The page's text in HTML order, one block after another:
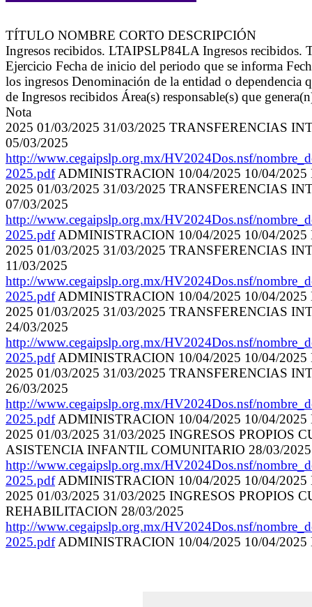
TÍTULO NOMBRE CORTO DESCRIPCIÓN
Ingresos recibidos. LTAIPSLP84LA Ingresos recibidos.
Ejercicio Fecha de inicio del periodo que se informa
los ingresos Denominación de la entidad o dependencia
de Ingresos recibidos Área(s) responsable(s) que
Nota
2025 01/03/2025 31/03/2025 TRANSFERENCIAS
05/03/2025
http://www.cegaipslp.org.mx/HV2024Dos.nsf/
2025.pdfADMINISTRACION 10/04/2025 10/04/
2025 01/03/2025 31/03/2025 TRANSFERENCIAS
07/03/2025
http://www.cegaipslp.org.mx/HV2024Dos.nsf/
2025.pdfADMINISTRACION 10/04/2025 10/04/
2025 01/03/2025 31/03/2025 TRANSFERENCIAS
11/03/2025
http://www.cegaipslp.org.mx/HV2024Dos.nsf/
2025.pdfADMINISTRACION 10/04/2025 10/04/
2025 01/03/2025 31/03/2025 TRANSFERENCIAS
24/03/2025
http://www.cegaipslp.org.mx/HV2024Dos.nsf/
2025.pdfADMINISTRACION 10/04/2025 10/04/
2025 01/03/2025 31/03/2025 TRANSFERENCIAS
26/03/2025
http://www.cegaipslp.org.mx/HV2024Dos.nsf/
2025.pdfADMINISTRACION 10/04/2025 10/04/
2025 01/03/2025 31/03/2025 INGRESOS PROPIOS
ASISTENCIA INFANTIL COMUNITARIO 28/03/2025
http://www.cegaipslp.org.mx/HV2024Dos.nsf/
2025.pdfADMINISTRACION 10/04/2025 10/04/
2025 01/03/2025 31/03/2025 INGRESOS PROPIOS
REHABILITACION 28/03/2025
http://www.cegaipslp.org.mx/HV2024Dos.nsf/
2025.pdfADMINISTRACION 10/04/2025 10/04/